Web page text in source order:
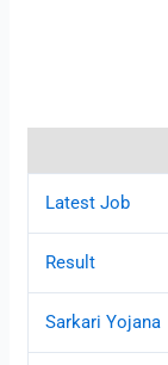
Latest Job
Result
Sarkari Yojana